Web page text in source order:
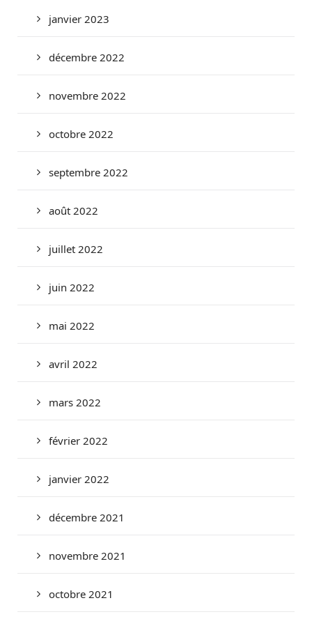
janvier 2023
décembre 2022
novembre 2022
octobre 2022
septembre 2022
août 2022
juillet 2022
juin 2022
mai 2022
avril 2022
mars 2022
février 2022
janvier 2022
décembre 2021
novembre 2021
octobre 2021